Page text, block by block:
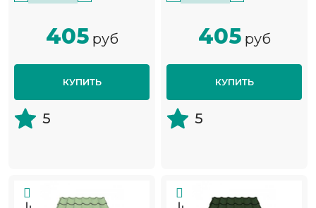
405руб
КУПИТЬ
5
405руб
КУПИТЬ
5